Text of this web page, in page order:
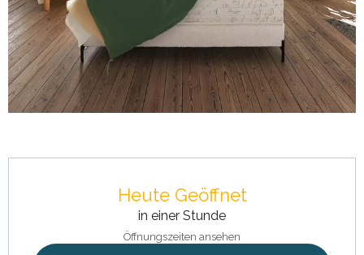
Heute Geöffnet
in einer Stunde
Öffnungszeiten ansehen